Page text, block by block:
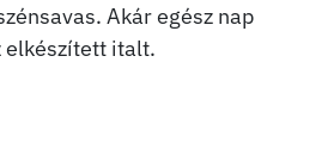
Akár egész nap
elkészített italt.